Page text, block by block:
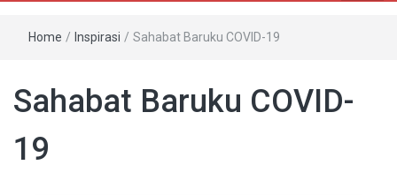
Home / Inspirasi / Sahabat Baruku COVID-19
Sahabat Baruku COVID-
19